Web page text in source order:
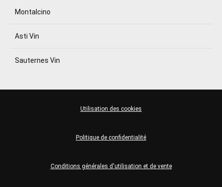
Montalcino
Asti Vin
Sauternes Vin
Conditions générales d'utilisation et de vente
Politique de confidentialité
Utilisation des cookies